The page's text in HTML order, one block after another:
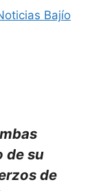
Bajío
de su
de